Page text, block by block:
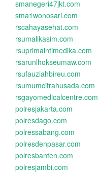
smanegeri47jkt.com
sma1wonosari.com
rscahayasehat.com
rsumalikasim.com
rsuprimaintimedika.com
rsarunlhokseumaw.com
rsufauziahbireu.com
rsumumcitrahusada.com
rsgayomedicalcentre.com
polresjakarta.com
polresdago.com
polressabang.com
polresdenpasar.com
polresbanten.com
polresjambi.com